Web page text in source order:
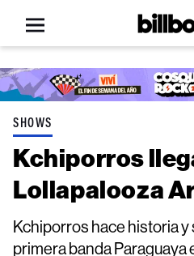
Open
menu
Billboard
SHOWS
Kchiporros
Lollapalooza
Kchiporros hace historia y
primera banda Paraguaya